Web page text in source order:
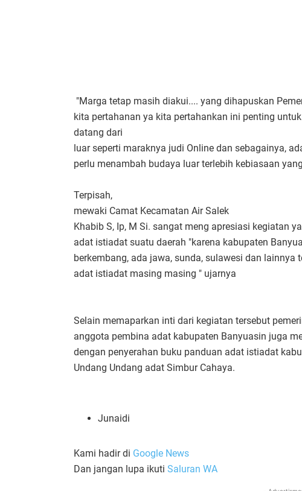
"Marga tetap masih diakui.... yang dihapuskan
kita pertahanan ya kita pertahankan ini penting
datang dari
luar seperti maraknya judi Online dan sebagainya,
perlu menambah budaya luar terlebih kebiasaan
Terpisah,
mewaki Camat Kecamatan Air Salek
Khabib S, Ip, M Si. sangat meng apresiasi kegiatan
adat istiadat suatu daerah "karena kabupaten
berkembang, ada jawa, sunda, sulawesi dan
adat istiadat masing masing " ujarnya
Selain memaparkan inti dari kegiatan tersebut
anggota pembina adat kabupaten Banyuasin juga
dengan penyerahan buku panduan adat istiadat
Undang Undang adat Simbur Cahaya.
Junaidi
Kami hadir di Google News
Dan jangan lupa ikuti Saluran WA